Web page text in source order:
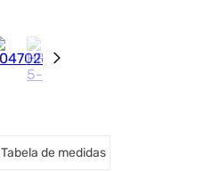
Tabela de medidas